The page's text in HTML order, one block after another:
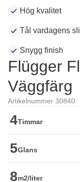
Hög kvalitet
Tål vardagens
Snygg finish
Flügger
Väggfärg
Artikelnummer 30840
4Timmar
5Glans
8m2/liter